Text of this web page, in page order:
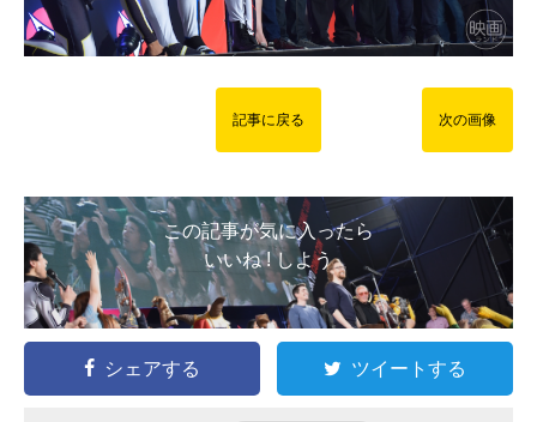
記事に戻る 次の画像
この記事が気に入ったら
いいね ! しよう
シェアする ツイートする